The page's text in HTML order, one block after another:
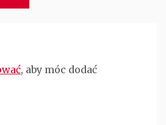
, aby móc dodać